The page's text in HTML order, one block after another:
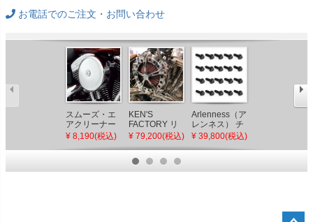
お電話でのご注文・お問い合わせ
スムーズ・エ
アクリーナー
カバー
¥ 8,190(税込)
KEN'S
FACTORY リ
バースコーン
ポークデザイ
ン クローム ツ
¥ 79,200(税込)
Arlenness（ア
レンネス） チ
タン 12ポイン
ク M8 ツーリ
¥ 39,800(税込)
ジモト）